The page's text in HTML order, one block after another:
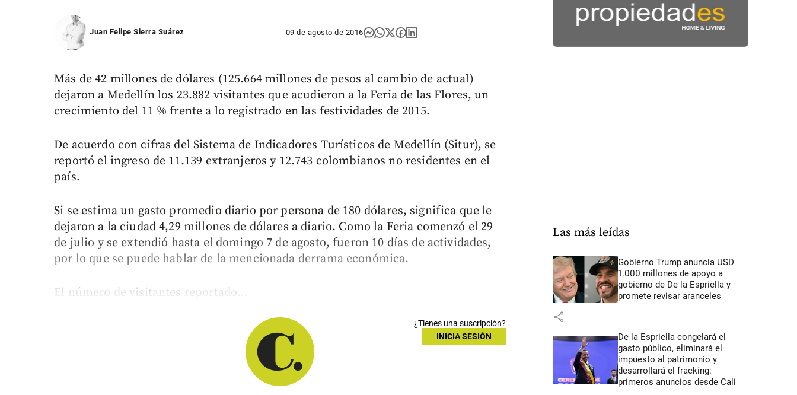
Juan Felipe Sierra Suárez 09 de agosto de 2016
Más de 42 millones de dólares (125.664 millones de pesos al cambio de actual)
dejaron a Medellín los 23.882 visitantes que acudieron a la Feria de las Flores, un
crecimiento del 11 % frente a lo registrado en las festividades de 2015.
De acuerdo con cifras del Sistema de Indicadores Turísticos de Medellín (Situr), se
reportó el ingreso de 11.139 extranjeros y 12.743 colombianos no residentes en el
país.
Si se estima un gasto promedio diario por persona de 180 dólares, significa que le
dejaron a la ciudad 4,29 millones de dólares a diario. Como la Feria comenzó el 29
de julio y se extendió hasta el domingo 7 de agosto, fueron 10 días de actividades,
por lo que se puede hablar de la mencionada derrama económica.
El número de visitantes reportado...
¿Tienes una suscripción?
INICIA SESIÓN
Las más leídas
Gobierno Trump anuncia USD
1.000 millones de apoyo a
gobierno de De la Espriella y
promete revisar aranceles
share
De la Espriella congelará el
gasto público, eliminará el
impuesto al patrimonio y
desarrollará el fracking:
primeros anuncios desde Cali